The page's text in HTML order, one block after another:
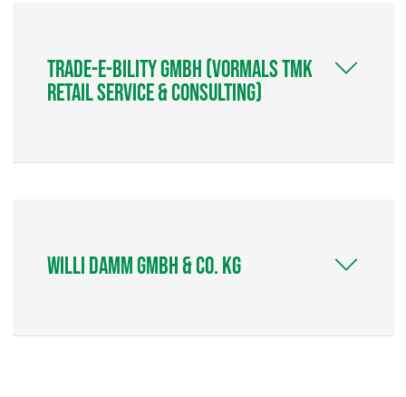
trade-e-bility GmbH (vormals TMK
Retail Service & Consulting)
Willi Damm GmbH & Co. KG